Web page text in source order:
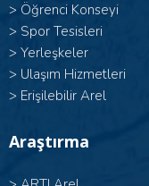
> Öğrenci Konseyi
> Spor Tesisleri
> Yerleşkeler
> Ulaşım Hizmetleri
> Erişilebilir Arel
Araştırma